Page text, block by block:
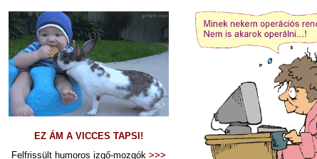
EZ ÁM A VICCES TAPSI!
Felfrissült humoros izgő-mozgók >>>